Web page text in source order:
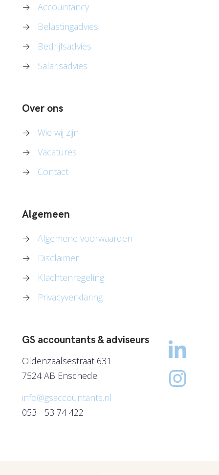
→
Accountancy
→
Belastingadvies
→
Bedrijfsadvies
→
Salarisadvies
Over ons
→
Wie wij zijn
→
Vacatures
→
Contact
Algemeen
→
Algemene voorwaarden
→
Disclaimer
→
Klachtenregeling
→
Privacyverklaring
GS accountants & adviseurs
Oldenzaalsestraat 631
7524 AB Enschede
info@gsaccountants.nl
053 - 53 74 422